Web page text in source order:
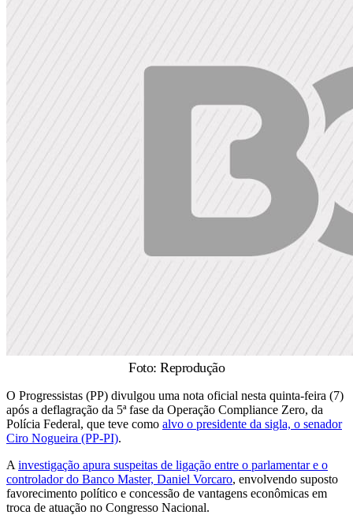
Foto: Reprodução
O Progressistas (PP) divulgou uma nota oficial nesta quinta-feira (7)
após a deflagração da 5ª fase da Operação Compliance Zero, da
Polícia Federal, que teve como alvo o presidente da sigla, o senador
Ciro Nogueira (PP-PI).
A investigação apura suspeitas de ligação entre o parlamentar e o
controlador do Banco Master, Daniel Vorcaro, envolvendo suposto
favorecimento político e concessão de vantagens econômicas em
troca de atuação no Congresso Nacional.